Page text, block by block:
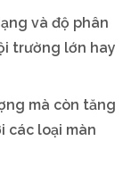
và độ phân
trường lớn hay
mà còn tăng
các loại màn